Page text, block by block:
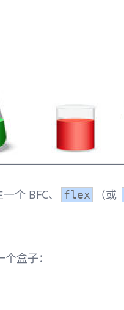
个 BFC、 flex （或
盒子：